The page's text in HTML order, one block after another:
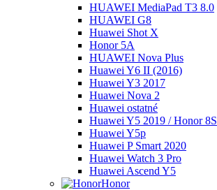
HUAWEI MediaPad T3 8.0
HUAWEI G8
Huawei Shot X
Honor 5A
HUAWEI Nova Plus
Huawei Y6 II (2016)
Huawei Y3 2017
Huawei Nova 2
Huawei ostatné
Huawei Y5 2019 / Honor 8S
Huawei Y5p
Huawei P Smart 2020
Huawei Watch 3 Pro
Huawei Ascend Y5
Honor